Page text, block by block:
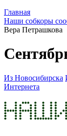
Главная
Наши собкоры
Вера Петрашкова
Из Новосибирска
Интернета